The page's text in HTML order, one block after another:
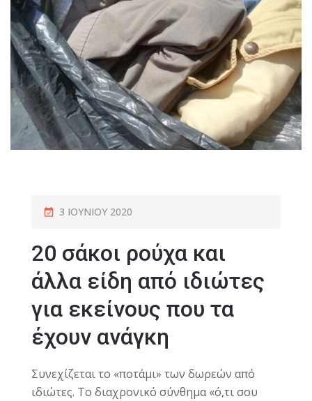
3 ΙΟΥΝΊΟΥ 2020
20 σάκοι ρούχα και
άλλα είδη από ιδιώτες
για εκείνους που τα
έχουν ανάγκη
Συνεχίζεται το «ποτάμι» των δωρεών από
ιδιώτες. Το διαχρονικό σύνθημα «ό,τι σου